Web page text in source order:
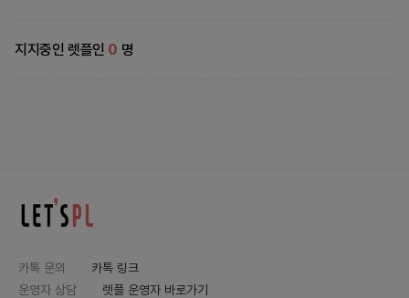
지지중인 렛플인 0 명
카톡 문의
카톡 링크
운영자 상담
렛플 운영자 바로가기